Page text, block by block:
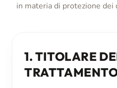
in materia di protezione
1. TITOLARE